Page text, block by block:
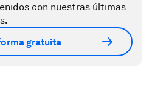
con nuestras últimas
gratuita